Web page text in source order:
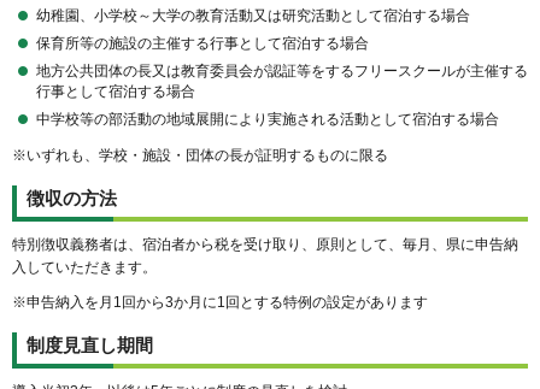
幼稚園、小学校～大学の教育活動又は研究活動として宿泊する場合
保育所等の施設の主催する行事として宿泊する場合
地方公共団体の長又は教育委員会が認証等をするフリースクールが主催する
行事として宿泊する場合
中学校等の部活動の地域展開により実施される活動として宿泊する場合
※いずれも、学校・施設・団体の長が証明するものに限る
徴収の方法
特別徴収義務者は、宿泊者から税を受け取り、原則として、毎月、県に申告納
入していただきます。
※申告納入を月1回から3か月に1回とする特例の設定があります
制度見直し期間